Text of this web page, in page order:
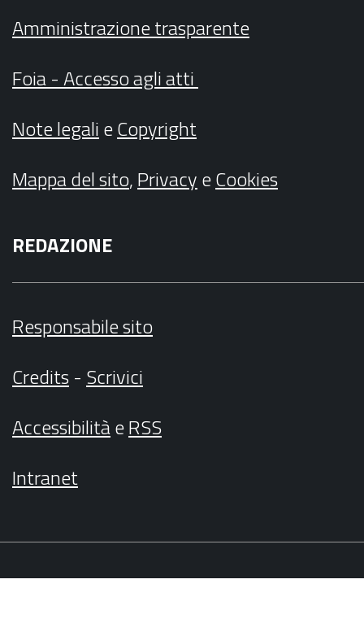
Amministrazione trasparente
Foia - Accesso agli atti
Note legalieCopyright
Mappa del sito,PrivacyeCookies
REDAZIONE
Responsabile sito
Credits- Scrivici
AccessibilitàeRSS
Intranet